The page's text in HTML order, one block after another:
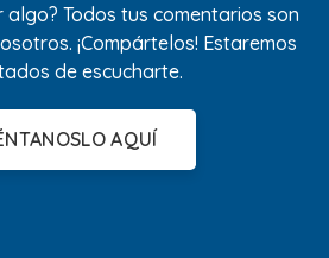
algo? Todos tus comentarios son
¡Compártelos! Estaremos
de escucharte.
AQUÍ